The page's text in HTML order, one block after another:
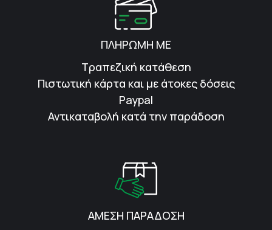
ΠΛΗΡΩΜΗ ΜΕ
Τραπεζική κατάθεση
Πιστωτική κάρτα και με άτοκες δόσεις
Paypal
Αντικαταβολή κατά την παράδοση
ΑΜΕΣΗ ΠΑΡΑΔΟΣΗ